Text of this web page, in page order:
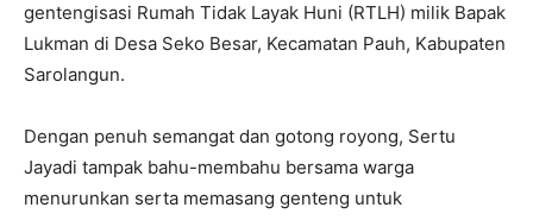
gentengisasi Rumah Tidak Layak Huni (RTLH) milik Bapak
Lukman di Desa Seko Besar, Kecamatan Pauh, Kabupaten
Sarolangun.
Dengan penuh semangat dan gotong royong, Sertu
Jayadi tampak bahu-membahu bersama warga
menurunkan serta memasang genteng untuk